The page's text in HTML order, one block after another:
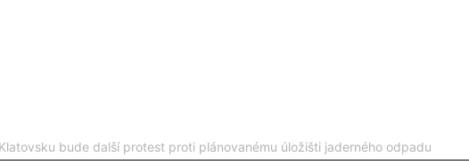
bude další protest proti plánovanému úložišti jaderného odpadu